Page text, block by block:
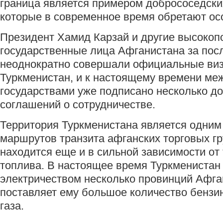
граница является примером
которые в современное время обретают
Президент Хамид Карзай и другие
государственные лица Афганистана за
неоднократно совершали официальные
Туркменистан, и к настоящему времени
государствами уже подписано несколько
соглашений о сотрудничестве.
Территория Туркменистана является
маршрутов транзита афганских торговых
находится еще и в сильной зависимости от
топлива. В настоящее время Туркменистан
электричеством несколько провинций
поставляет ему большое количество
газа.